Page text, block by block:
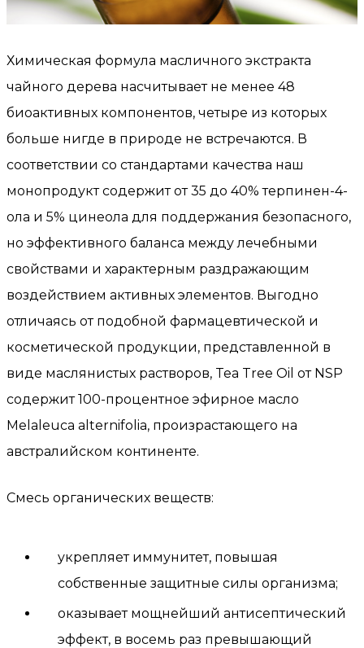
Химическая формула масличного экстракта
чайного дерева насчитывает не менее 48
биоактивных компонентов, четыре из которых
больше нигде в природе не встречаются. В
соответствии со стандартами качества наш
монопродукт содержит от 35 до 40% терпинен-4-
ола и 5% цинеола для поддержания безопасного,
но эффективного баланса между лечебными
свойствами и характерным раздражающим
воздействием активных элементов. Выгодно
отличаясь от подобной фармацевтической и
косметической продукции, представленной в
виде маслянистых растворов, Tea Tree Oil от NSP
содержит 100-процентное эфирное масло
Melaleuca alternifolia, произрастающего на
австралийском континенте.
Смесь органических веществ:
укрепляет иммунитет, повышая
собственные защитные силы организма;
оказывает мощнейший антисептический
эффект, в восемь раз превышающий